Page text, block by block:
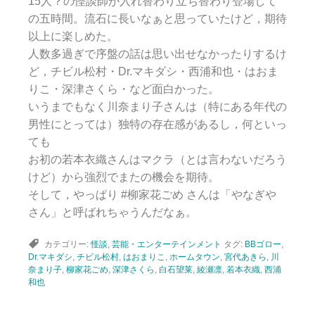
の五時間。流石に長いなぁと思っていたけど，期待
以上に楽しめた。
人数多過ぎで序盤の話は思い出せなかったりするけ
ど，チビル松村・Dr.マキダシ・西浦和也・はおま
りこ・深津さくら・など面白かった。
いうまでもなく川奈まり子さんは（特にある年代の
男性にとっては）独特の存在感があるし，何といっ
ても
お初の若本衣織さんはマクラ（とは言わないだろう
けど）から強烈でまたの機会を期待。
そして，やっぱり #柳家花ごめ さんは「やなぎや
さん」と呼ばれちゃうんだなぁ。
カテゴリー:怪談, 芸能・エンターテインメント タグ: BBゴロー,
Dr.マキダシ, チビル松村, はおまりこ , ホームタウン, 宮代あきら , 川
奈まり子, 柳家花ごめ, 深津さくら , 白石望莱, 綾瀬凛, 若本衣織, 西浦
和也